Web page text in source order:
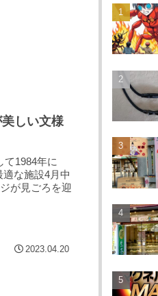
しい文様
て1984年に
な施設4月中
が見ごろを迎
2023.04.20